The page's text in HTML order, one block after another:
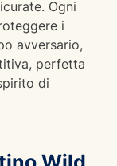
Ogni
i
avversario,
perfetta
di